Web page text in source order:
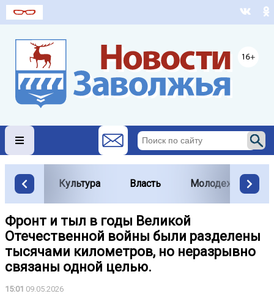
Культура Власть Молодежь
Фронт и тыл в годы Великой
Отечественной войны были разделены
тысячами километров, но неразрывно
связаны одной целью.
15:01 09.05.2026